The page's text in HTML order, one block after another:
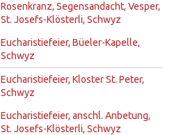
Rosenkranz, Segensandacht, Vesper,
St. Josefs-Klösterli, Schwyz
Eucharistiefeier, Büeler-Kapelle,
Schwyz
Eucharistiefeier, Kloster St. Peter,
Schwyz
Eucharistiefeier, anschl. Anbetung,
St. Josefs-Klösterli, Schwyz